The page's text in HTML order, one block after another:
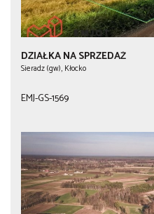
DZIAŁKA NA SPRZEDAŻ
Sieradz (gw), Kłocko
EMJ-GS-1569